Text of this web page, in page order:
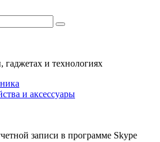
и технологиях
и аксессуары
записи в программе Skype